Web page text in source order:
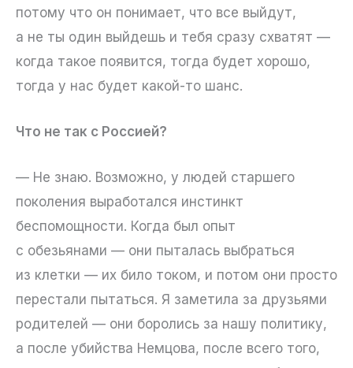
потому что он понимает, что все выйдут,
а не ты один выйдешь и тебя сразу схватят —
когда такое появится, тогда будет хорошо,
тогда у нас будет какой-то шанс.
Что не так с Россией?
— Не знаю. Возможно, у людей старшего
поколения выработался инстинкт
беспомощности. Когда был опыт
с обезьянами — они пыталась выбраться
из клетки — их било током, и потом они просто
перестали пытаться. Я заметила за друзьями
родителей — они боролись за нашу политику,
а после убийства Немцова, после всего того,